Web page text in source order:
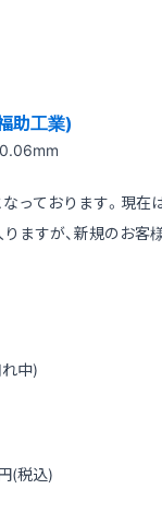
助工業)
っております。現在
ますが、新規のお客
中)
(税込)